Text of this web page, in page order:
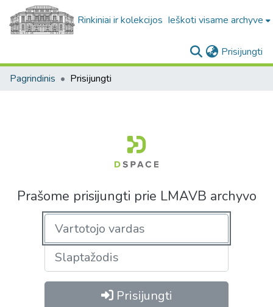
Rinkiniai ir kolekcijos Ieškoti visame archyve
Prisijungti
Pagrindinis Prisijungti
Prašome prisijungti prie LMAVB archyvo
Prisijungti